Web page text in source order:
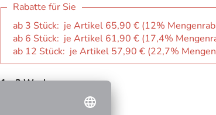
Rabatte für Sie
ab 3 Stück: je Artikel 65,90 € (12%
ab 6 Stück: je Artikel 61,90 € (17,4%
ab 12 Stück: je Artikel 57,90 € (22,7%
1 - 3 Wochen